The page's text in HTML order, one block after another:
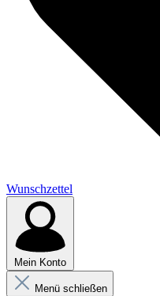
Wunschzettel
Mein Konto
Menü schließen